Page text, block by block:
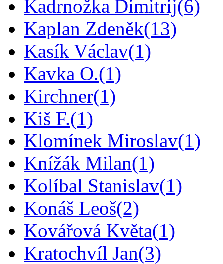
Kadrnožka Dimitrij(6)
Kaplan Zdeněk(13)
Kasík Václav(1)
Kavka O.(1)
Kirchner(1)
Kiš F.(1)
Klomínek Miroslav(1)
Knížák Milan(1)
Kolíbal Stanislav(1)
Konáš Leoš(2)
Kovářová Květa(1)
Kratochvíl Jan(3)